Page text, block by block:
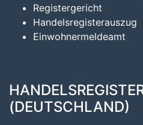
Registergericht
Handelsregisterauszug
Einwohnermeldeamt
(DEUTSCHLAND)